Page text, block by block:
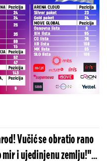
Vučić se obratio rano
i ujedinjenu zemlju!"